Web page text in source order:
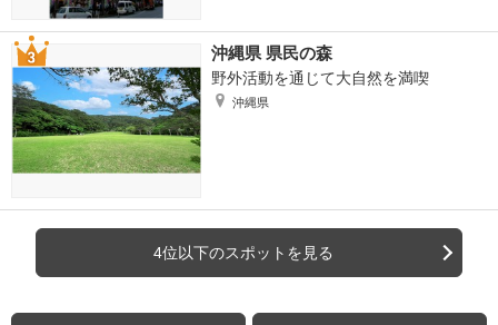
沖縄県 県民の森
野外活動を通じて大自然を満喫
沖縄県
4位以下のスポットを見る